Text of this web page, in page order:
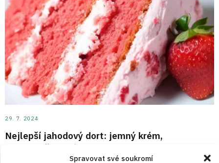
Spravovat své soukromí
29. 7. 2024
Nejlepší jahodový dort: jemný krém,
korpus a čerstvé jahody